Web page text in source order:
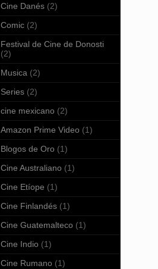
Cine Danés (2)
Comic (2)
Festival de Cine de Donosti
(2)
Musica (2)
Series (2)
cine mexicano (2)
Amazon Prime Video (1)
Blogos de Oro (1)
Cine Australiano (1)
Cine Etíope (1)
Cine Finlandés (1)
Cine Guatemalteco (1)
Cine Indio (1)
Cine Rumano (1)